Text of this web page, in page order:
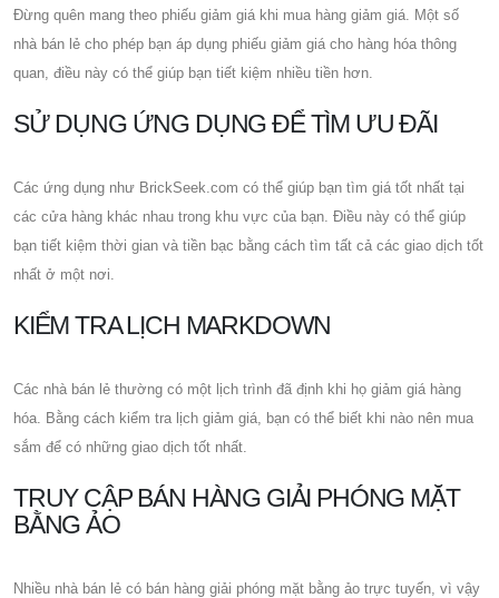
Đừng quên mang theo phiếu giảm giá khi mua hàng giảm giá. Một số
nhà bán lẻ cho phép bạn áp dụng phiếu giảm giá cho hàng hóa thông
quan, điều này có thể giúp bạn tiết kiệm nhiều tiền hơn.
SỬ DỤNG ỨNG DỤNG ĐỂ TÌM ƯU ĐÃI
Các ứng dụng như BrickSeek.com có ​​thể giúp bạn tìm giá tốt nhất tại
các cửa hàng khác nhau trong khu vực của bạn. Điều này có thể giúp
bạn tiết kiệm thời gian và tiền bạc bằng cách tìm tất cả các giao dịch tốt
nhất ở một nơi.
KIỂM TRA LỊCH MARKDOWN
Các nhà bán lẻ thường có một lịch trình đã định khi họ giảm giá hàng
hóa. Bằng cách kiểm tra lịch giảm giá, bạn có thể biết khi nào nên mua
sắm để có những giao dịch tốt nhất.
TRUY CẬP BÁN HÀNG GIẢI PHÓNG MẶT
BẰNG ẢO
Nhiều nhà bán lẻ có bán hàng giải phóng mặt bằng ảo trực tuyến, vì vậy